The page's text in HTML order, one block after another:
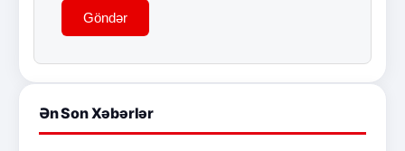
Göndər
Ən Son Xəbərlər